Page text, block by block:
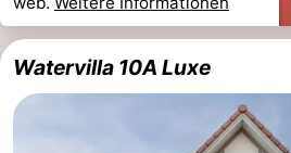
Watervilla 10A Luxe